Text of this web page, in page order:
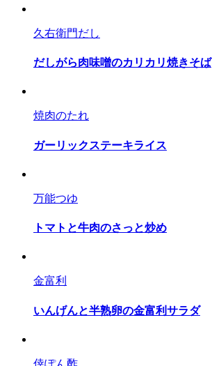
久右衛門だし
だしがら肉味噌のカリカリ焼きそば
焼肉のたれ
ガーリックステーキライス
万能つゆ
トマトと牛肉のさっと炒め
金富利
いんげんと半熟卵の金富利サラダ
倖ぽん酢